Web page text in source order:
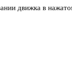
движка в